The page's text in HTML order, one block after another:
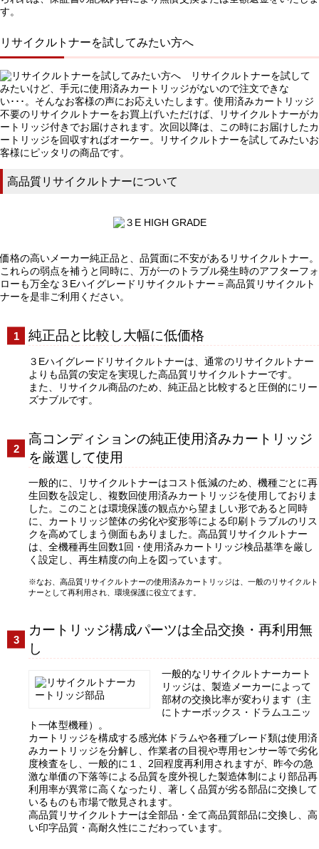
す。
リサイクルトナーを試してみたい方へ
リサイクルトナーを試して
みたいけど、手元に使用済みカートリッジがないので注文できな
い･･･。そんなお客様の声にお応えいたします。使用済みカートリッジ
不要のリサイクルトナーをお買上げいただけば、リサイクルトナーがカ
ートリッジ付きでお届けされます。次回以降は、この時にお届けしたカ
ートリッジを回収すればオーケー。リサイクルトナーを試してみたいお
客様にピッタリの商品です。
高品質リサイクルトナーについて
価格の高いメーカー純正品と、品質面に不安があるリサイクルトナー。
これらの弱点を補うと同時に、万が一のトラブル発生時のアフターフォ
ローも万全な３Eハイグレードリサイクルトナー＝高品質リサイクルト
ナーを是非ご利用ください。
純正品と比較し大幅に低価格
３Eハイグレードリサイクルトナーは、通常のリサイクルトナー
よりも品質の安定を実現した高品質リサイクルトナーです。
また、リサイクル商品のため、純正品と比較すると圧倒的にリー
ズナブルです。
高コンディションの純正使用済みカートリッジ
を厳選して使用
一般的に、リサイクルトナーはコスト低減のため、機種ごとに再
生回数を設定し、複数回使用済みカートリッジを使用しておりま
した。このことは環境保護の観点から望ましい形であると同時
に、カートリッジ筐体の劣化や変形等による印刷トラブルのリス
クを高めてしまう側面もありました。高品質リサイクルトナー
は、全機種再生回数1回・使用済みカートリッジ検品基準を厳し
く設定し、再生精度の向上を図っています。
なお、高品質リサイクルトナーの使用済みカートリッジは、一般のリサイクルト
ナーとして再利用され、環境保護に役立てます。
カートリッジ構成パーツは全品交換・再利用無
し
一般的なリサイクルトナーカート
リッジは、製造メーカーによって
部材の交換比率が変わります（主
にトナーボックス・ドラムユニッ
ト一体型機種）。
カートリッジを構成する感光体ドラムや各種ブレード類は使用済
みカートリッジを分解し、作業者の目視や専用センサー等で劣化
度検査をし、一般的に１、2回程度再利用されますが、昨今の急
激な単価の下落等による品質を度外視した製造体制により部品再
利用率が異常に高くなったり、著しく品質が劣る部品に交換して
いるものも市場で散見されます。
高品質リサイクルトナーは全部品・全て高品質部品に交換し、高
い印字品質・高耐久性にこだわっています。